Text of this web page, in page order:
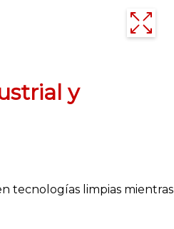
y
tecnologías limpias mientras